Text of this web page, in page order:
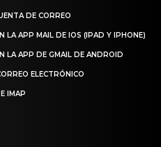
DE CORREO
LA APP MAIL DE IOS (IPAD Y IPHONE)
LA APP DE GMAIL DE ANDROID
ELECTRÓNICO
IMAP